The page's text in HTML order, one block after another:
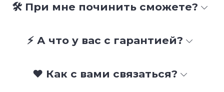
🛠 При мне починить сможете?
⚡ А что у вас с гарантией?
❤️ Как с вами связаться?